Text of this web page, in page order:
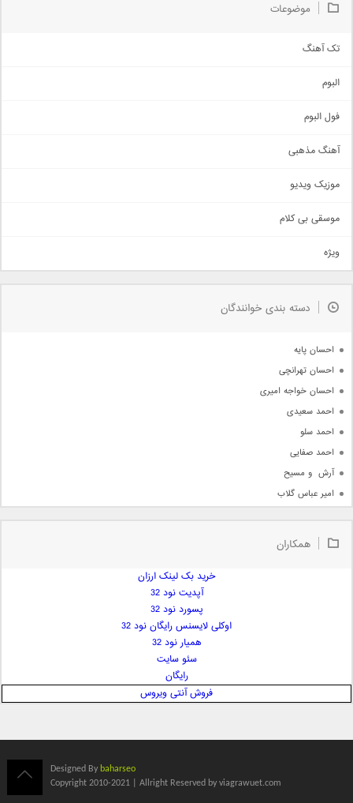
موضوعات
تک آهنگ
اجتماعی
حماسی
سنتی
اهنگ بندرعباسی
دمو
مذهبی
جدیدترین ها
البوم
فول البوم
آهنگ مذهبی
موزیک ویدیو
موسقی بی کلام
ویژه
دسته بندی خوانندگان
احسان پایه
احسان تهرانچی
احسان خواجه امیری
احمد سعیدی
احمد سلو
احمد صفایی
آرش  و مسیح
امیر عباس گلاب
امیر علی
ایمان غلامی
بابک جهانبخش
همکاران
خرید بک لینک ارزان
آپدیت نود 32
پسورد نود 32
اوکلی لایسنس رایگان نود 32
همیار نود 32
سئو سایت
رایگان
فروش آنتی ویروس
Designed By baharseo
Copyright 2010-2021 | Allright Reserved by viagrawuet.com